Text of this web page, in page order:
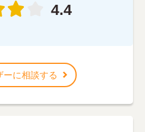
4.4
ーに相談する